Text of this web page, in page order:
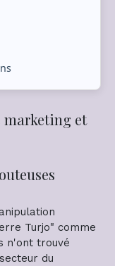
et
Turjo" comme
n'ont trouvé
du